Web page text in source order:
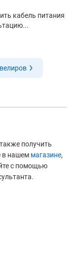
кабель питания
получить
в нашем магазине,
с помощью